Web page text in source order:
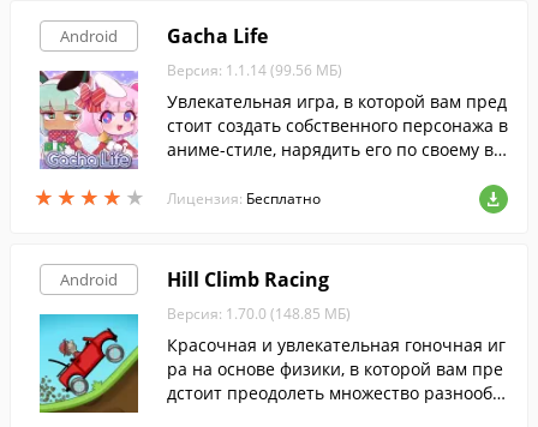
Android
★ ★ ★ ★ ★
★ ★ ★ ★ ★
Gacha Life
Версия: 1.1.14 (99.56 МБ)
Увлекательная игра, в которой вам пред
стоит создать собственного персонажа в
аниме-стиле, нарядить его по своему вк
заимодействуя с другими персонажами.
Лицензия: Бесплатно
Android Hill Climb Racing
Версия: 1.70.0 (148.85 МБ)
Красочная и увлекательная гоночная иг
ра на основе физики, в которой вам пре
дстоит преодолеть множество разнообр